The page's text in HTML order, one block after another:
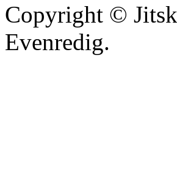
Copyright ©
Evenredig.